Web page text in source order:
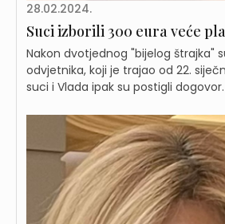
28.02.2024.
Suci izborili 300 eura veće
Nakon dvotjednog "bijelog štrajka"
odvjetnika, koji je trajao od 22.
suci i Vlada ipak su postigli dogovor.